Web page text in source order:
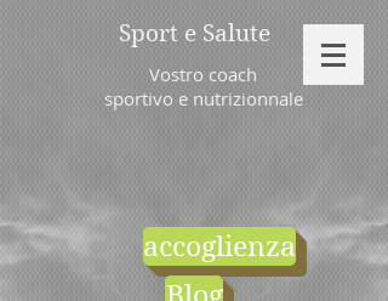
Sport e Salute
Vostro coach
sportivo e nutrizionnale
accoglienza